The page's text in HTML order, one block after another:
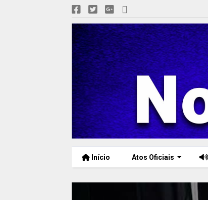
Início Atos Oficiais